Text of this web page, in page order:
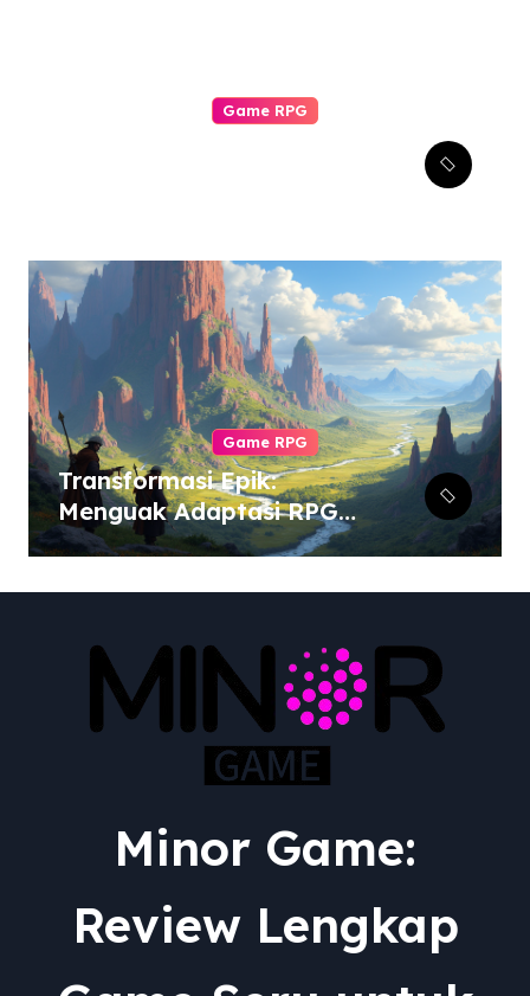
Game RPG
Game RPG
Transformasi Epik:
Menguak Adaptasi RPG
dari Berbagai Media ke
Minor Game:
Review Lengkap